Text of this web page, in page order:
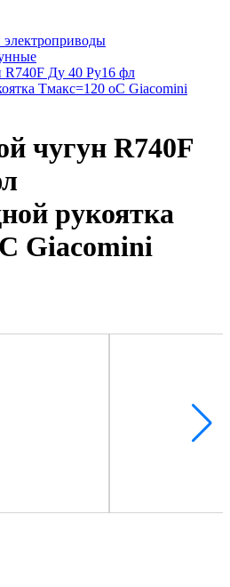
электроприводы
Ду 40 Ру16 фл
Тмакс=120 оС Giacomini
чугун R740F
рукоятка
Giacomini